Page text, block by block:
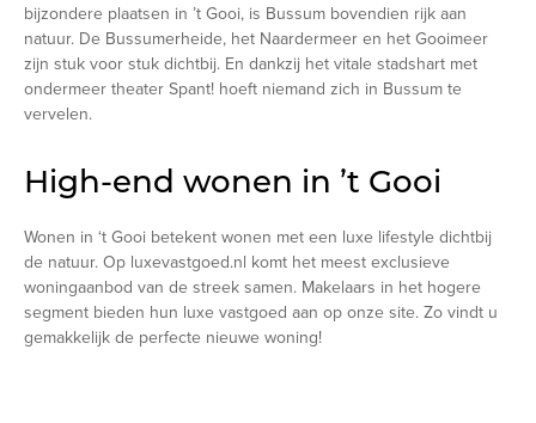
bijzondere plaatsen in ’t Gooi, is Bussum bovendien rijk aan
natuur. De Bussumerheide, het Naardermeer en het Gooimeer
zijn stuk voor stuk dichtbij. En dankzij het vitale stadshart met
ondermeer theater Spant! hoeft niemand zich in Bussum te
vervelen.
High-end wonen in ’t Gooi
Wonen in ‘t Gooi betekent wonen met een luxe lifestyle dichtbij
de natuur. Op luxevastgoed.nl komt het meest exclusieve
woningaanbod van de streek samen. Makelaars in het hogere
segment bieden hun luxe vastgoed aan op onze site. Zo vindt u
gemakkelijk de perfecte nieuwe woning!